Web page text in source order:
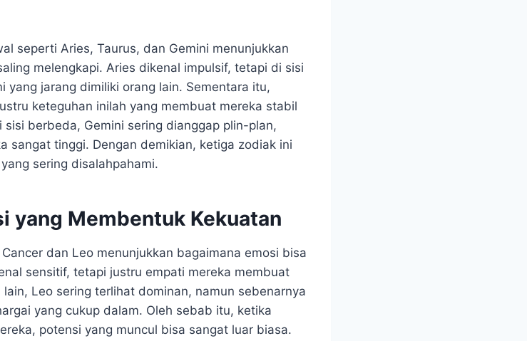
seperti Aries, Taurus, dan Gemini menunjukkan
melengkapi. Aries dikenal impulsif, tetapi di sisi
yang jarang dimiliki orang lain. Sementara itu,
keteguhan inilah yang membuat mereka stabil
berbeda, Gemini sering dianggap plin-plan,
sangat tinggi. Dengan demikian, ketiga zodiak ini
sering disalahpahami.
yang Membentuk Kekuatan
dan Leo menunjukkan bagaimana emosi bisa
sensitif, tetapi justru empati mereka membuat
Leo sering terlihat dominan, namun sebenarnya
yang cukup dalam. Oleh sebab itu, ketika
potensi yang muncul bisa sangat luar biasa.